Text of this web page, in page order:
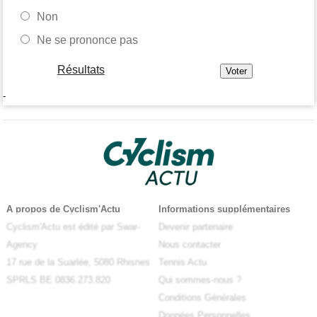
Non
Ne se prononce pas
Résultats
-
A propos de Cyclism'Actu
Cyclism'Actu est édité par Swar-
Agency
17 rue de la Suarlée, 5080 Rhisnes
SPRLS BE 0836.273.820
Informations supplémentaires
Devenir partenaire
Nous contacter
Tennis Actu
Qui sommes-nous ?
Conditions Générales